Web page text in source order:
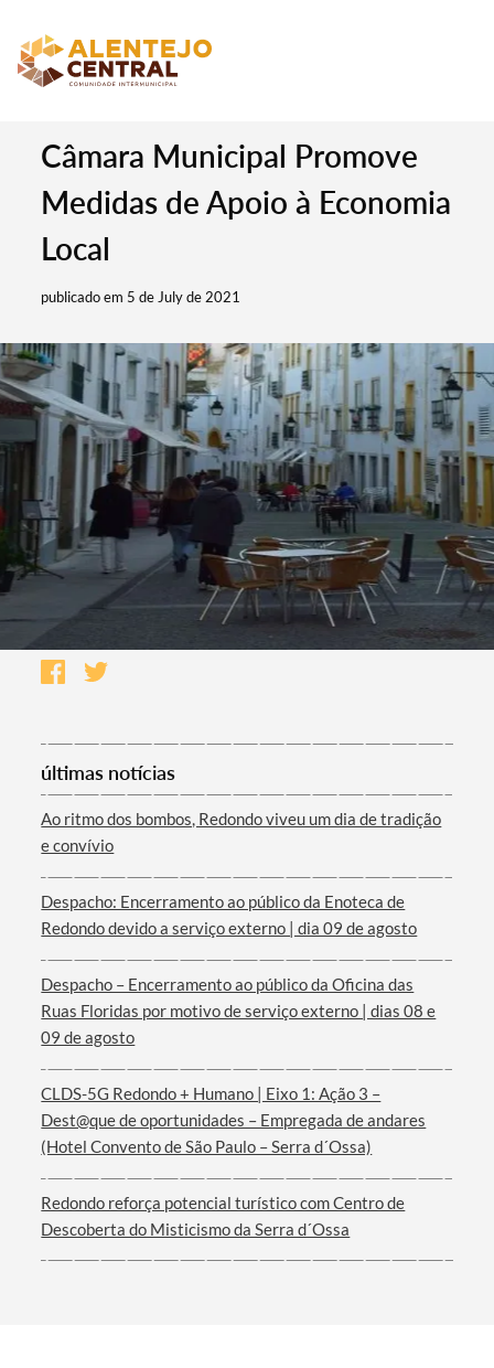
Termo de Pesquisa
Câmara Municipal Promove
Medidas de Apoio à Economia
Local
publicado em 5 de July de 2021
últimas notícias
Ao ritmo dos bombos, Redondo viveu um dia de tradição
e convívio
Despacho: Encerramento ao público da Enoteca de
Redondo devido a serviço externo | dia 09 de agosto
Despacho – Encerramento ao público da Oficina das
Ruas Floridas por motivo de serviço externo | dias 08 e
09 de agosto
CLDS-5G Redondo + Humano | Eixo 1: Ação 3 –
Dest@que de oportunidades – Empregada de andares
(Hotel Convento de São Paulo – Serra d´Ossa)
Redondo reforça potencial turístico com Centro de
Descoberta do Misticismo da Serra d´Ossa